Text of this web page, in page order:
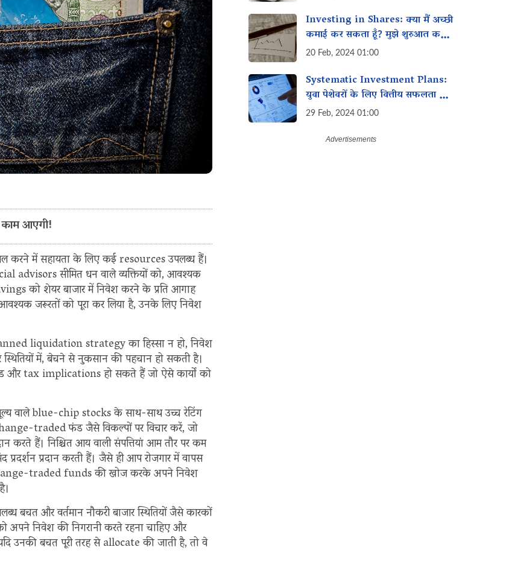
आएगी!
करने में सहायता के लिए कई resources उपलब्ध हैं।
advisors सीमित धन वाले व्यक्तियों को, आवश्यक
को शेयर बाजार में निवेश करने के प्रति आगाह
जरूरतों को पूरा कर लिया है, उनके लिए निवेश
liquidation strategy का हिस्सा न हो, निवेश
में, बेचने से नुकसान की पहचान हो सकती है।
और tax implications हो सकते हैं जो ऐसे कार्यों को
वाले blue-chip stocks के साथ-साथ उच्च रेटिंग
traded फंड जैसे विकल्पों पर विचार करें, जो
हैं। निश्चित आय वाली संपत्तियां आम तौर पर कम
प्रदान करती हैं। जैसे ही आप रोजगार में वापस
traded funds की खोज करके अपने निवेश
बचत और वर्तमान नौकरी बाजार स्थितियों जैसे कारकों
अपने निवेश की निगरानी करते रहना चाहिए और
उनकी बचत पूरी तरह से allocate की जाती है, तो वे
Investing in Shares: क्या मैं अच्छी
कमाई कर सकता हूँ? मुझे शुरुआत करने
के लिए कितना चाहिए?
20 Feb, 2024 01:00
Systematic Investment Plans:
युवा पेशेवरों के लिए वित्तीय सफलता की
ओर अग्रसर
29 Feb, 2024 01:00